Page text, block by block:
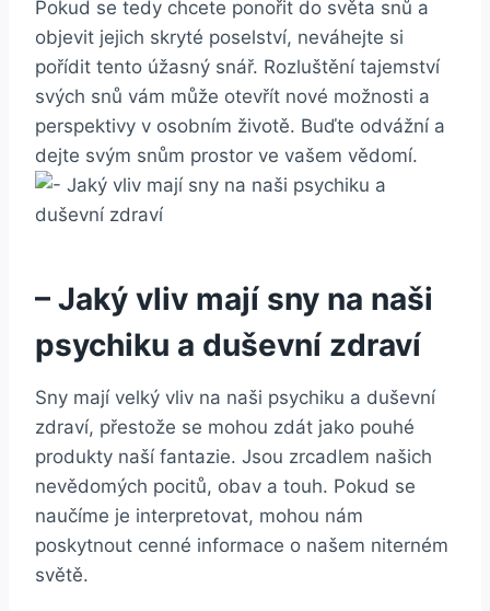
Pokud se tedy ⁤chcete ponořit do světa snů a
objevit jejich skryté poselství, neváhejte si
pořídit tento úžasný snář. Rozluštění tajemství⁢
svých​ snů vám může otevřít‌ nové⁤ možnosti a
⁢perspektivy v⁣ osobním⁢ životě. Buďte odvážní ‌a
dejte svým snům prostor ve vašem vědomí.
– Jaký vliv mají sny na naši
psychiku a duševní zdraví
Sny mají velký vliv na naši psychiku a duševní
zdraví, přestože ​se mohou ​zdát jako pouhé
produkty naší fantazie. Jsou zrcadlem​ našich
nevědomých⁣ pocitů, obav a touh. Pokud se
naučíme ​je interpretovat, mohou nám
⁢poskytnout cenné informace o našem niterném
světě.